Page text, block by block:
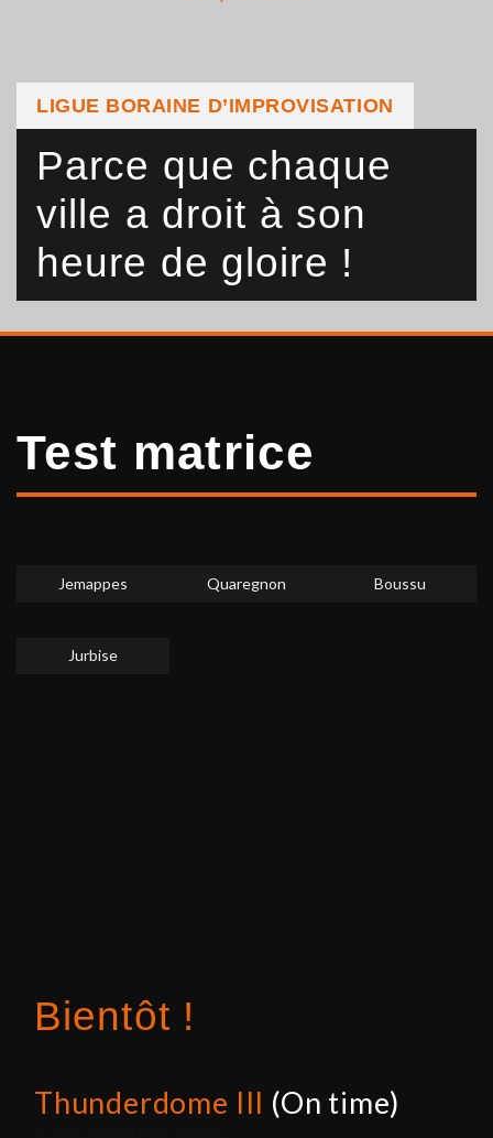
LIGUE BORAINE D’IMPROVISATION
Parce que chaque
ville a droit à son
heure de gloire !
Test matrice
Jemappes Quaregnon Boussu
Jurbise
Bientôt !
Thunderdome III (On time)